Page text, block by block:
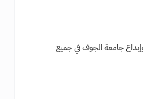
جامعة الجوف في جميع